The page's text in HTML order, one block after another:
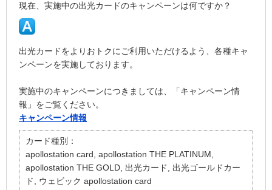
現在、実施中の出光カードのキャンペーンは何ですか？
出光カードをよりおトクにご利用いただけるよう、各種キャ
ンペーンを実施しております。
実施中のキャンペーンにつきましては、「キャンペーン情
報」をご覧ください。
キャンペーン情報
カード種別：
apollostation card, apollostation THE PLATINUM,
apollostation THE GOLD, 出光カード, 出光ゴールドカー
ド, ウェビック apollostation card